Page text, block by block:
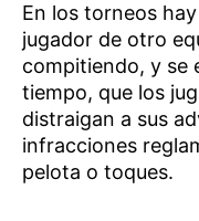
En los torneos
jugador de otro
compitiendo, y se
tiempo, que los
distraigan a sus
infracciones
pelota o toques.